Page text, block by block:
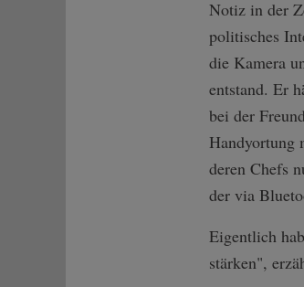
Notiz in der
politisches
die Kamera
entstand. Er
bei der
Handyortung
deren Chefs
der via
Eigentlich
stärken",